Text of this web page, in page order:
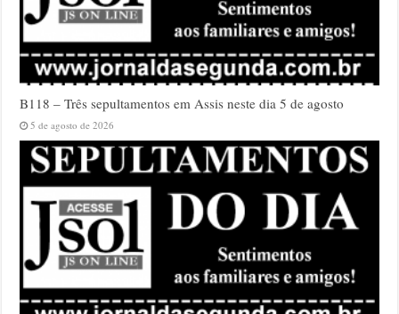
B118 – Três sepultamentos em Assis neste dia 5 de agosto
5 de agosto de 2026